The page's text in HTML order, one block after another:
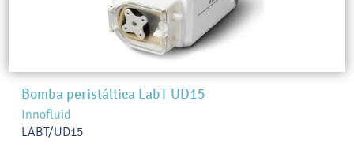
Bomba peristáltica LabT UD15
Innofluid
LABT/UD15